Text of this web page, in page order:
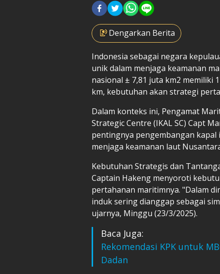
Dengarkan Berita
Indonesia sebagai negara
unik dalam menjaga keamanan
nasional ± 7,81 juta km2 memiliki
km, kebutuhan akan strategi
Dalam konteks ini, Pengamat
Strategic Centre (IKAL SC) Capt
pentingnya pengembangan
menjaga keamanan laut
Kebutuhan Strategis dan
Captain Hakeng menyoroti
pertahanan maritimnya. "Dalam
induk sering dianggap sebagai
ujarnya, Minggu (23/3/2025).
Baca Juga:
Rekomendasi KPK untuk
Dadan